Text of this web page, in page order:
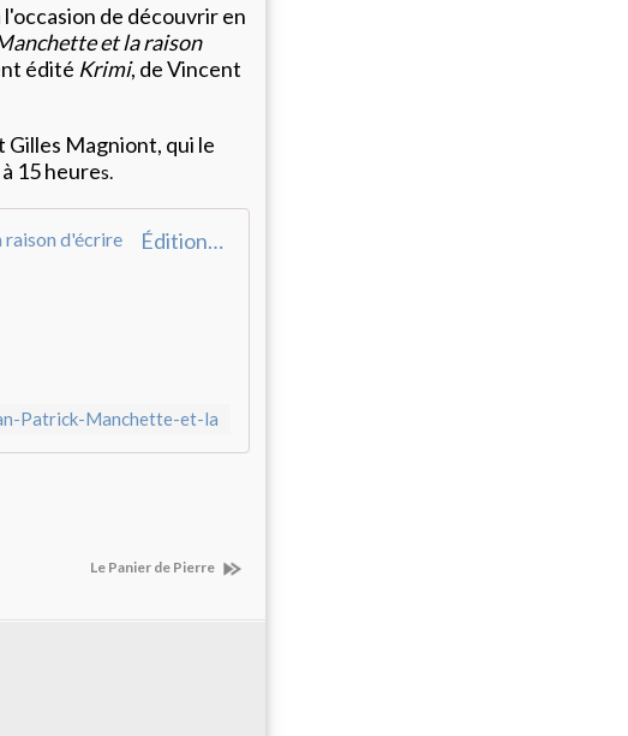
de découvrir en
et la raison
édité Krimi, de Vincent
Gilles Magniont, qui le
15 heures.
Éditions Anacharsis | Jean-Patrick Manchette et la raison d'écrire
Patrick-Manchette-et-la
Le Panier de Pierre